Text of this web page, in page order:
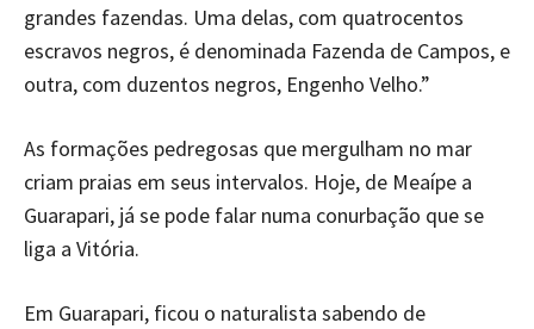
grandes fazendas. Uma delas, com quatrocentos
escravos negros, é denominada Fazenda de Campos, e
outra, com duzentos negros, Engenho Velho.”
As formações pedregosas que mergulham no mar
criam praias em seus intervalos. Hoje, de Meaípe a
Guarapari, já se pode falar numa conurbação que se
liga a Vitória.
Em Guarapari, ficou o naturalista sabendo de